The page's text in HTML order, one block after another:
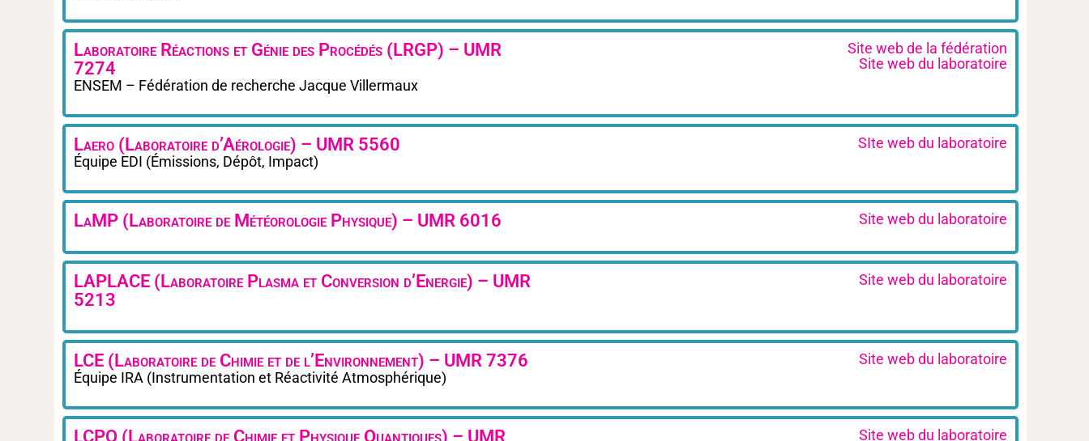
Laboratoire Réactions et Génie des Procédés (LRGP) – UMR
7274
ENSEM – Fédération de recherche Jacque Villermaux
Site web de la fédération
Site web du laboratoire
Laero (Laboratoire d’Aérologie) – UMR 5560
Équipe EDI (Émissions, Dépôt, Impact)
SIte web du laboratoire
LaMP (Laboratoire de Météorologie Physique) – UMR 6016 Site web du laboratoire
LAPLACE (Laboratoire Plasma et Conversion d’Energie) – UMR
5213
Site web du laboratoire
LCE (Laboratoire de Chimie et de l’Environnement) – UMR 7376
Équipe IRA (Instrumentation et Réactivité Atmosphérique)
Site web du laboratoire
LCPQ (Laboratoire de Chimie et Physique Quantiques) – UMR Site web du laboratoire